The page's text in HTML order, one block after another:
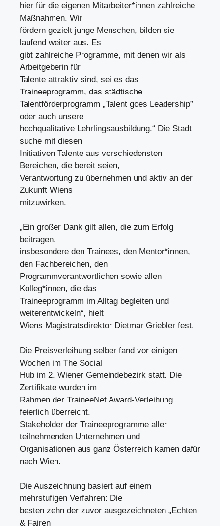
hier für die eigenen Mitarbeiter*innen zahlreiche
Maßnahmen. Wir
fördern gezielt junge Menschen, bilden sie
laufend weiter aus. Es
gibt zahlreiche Programme, mit denen wir als
Arbeitgeberin für
Talente attraktiv sind, sei es das
Traineeprogramm, das städtische
Talentförderprogramm „Talent goes Leadership”
oder auch unsere
hochqualitative Lehrlingsausbildung.“ Die Stadt
suche mit diesen
Initiativen Talente aus verschiedensten
Bereichen, die bereit seien,
Verantwortung zu übernehmen und aktiv an der
Zukunft Wiens
mitzuwirken.
„Ein großer Dank gilt allen, die zum Erfolg
beitragen,
insbesondere den Trainees, den Mentor*innen,
den Fachbereichen, den
Programmverantwortlichen sowie allen
Kolleg*innen, die das
Traineeprogramm im Alltag begleiten und
weiterentwickeln“, hielt
Wiens Magistratsdirektor Dietmar Griebler fest.
Die Preisverleihung selber fand vor einigen
Wochen im The Social
Hub im 2. Wiener Gemeindebezirk statt. Die
Zertifikate wurden im
Rahmen der TraineeNet Award-Verleihung
feierlich überreicht.
Stakeholder der Traineeprogramme aller
teilnehmenden Unternehmen und
Organisationen aus ganz Österreich kamen dafür
nach Wien.
Die Auszeichnung basiert auf einem
mehrstufigen Verfahren: Die
besten zehn der zuvor ausgezeichneten „Echten
& Fairen